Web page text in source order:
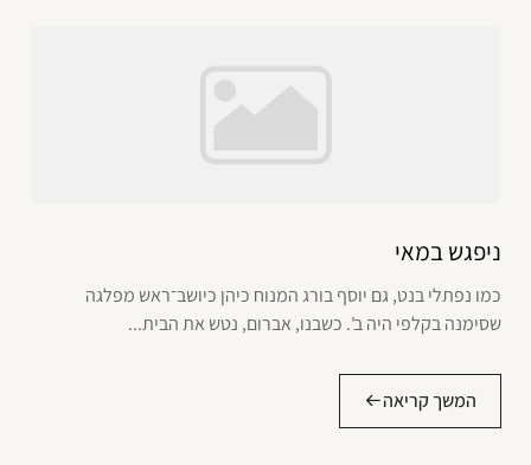
ניפגש במאי
כמו נפתלי בנט, גם יוסף בורג המנוח כיהן כיושב־ראש מפלגה
שסימנה בקלפי היה ב'. כשבנו, אברום, נטש את הבית...
המשך קריאה